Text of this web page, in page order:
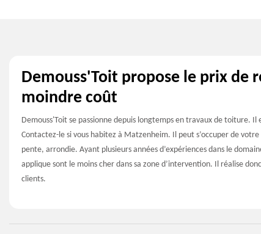
Demouss'Toit propose le prix de
moindre coût
Demouss'Toit se passionne depuis longtemps en travaux de toiture.
Contactez-le si vous habitez à Matzenheim. Il peut s’occuper de
pente, arrondie. Ayant plusieurs années d’expériences dans le
applique sont le moins cher dans sa zone d’intervention. Il réalise
clients.